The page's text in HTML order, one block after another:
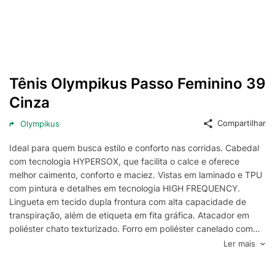
Tênis Olympikus Passo Feminino 39
Cinza
Olympikus Compartilhar
Ideal para quem busca estilo e conforto nas corridas. Cabedal
com tecnologia HYPERSOX, que facilita o calce e oferece
melhor caimento, conforto e maciez. Vistas em laminado e TPU
com pintura e detalhes em tecnologia HIGH FREQUENCY.
Lingueta em tecido dupla frontura com alta capacidade de
transpiração, além de etiqueta em fita gráfica. Atacador em
poliéster chato texturizado. Forro em poliéster canelado com
espuma, garantindo maior conforto ao caminhar. PuxadorLer mais